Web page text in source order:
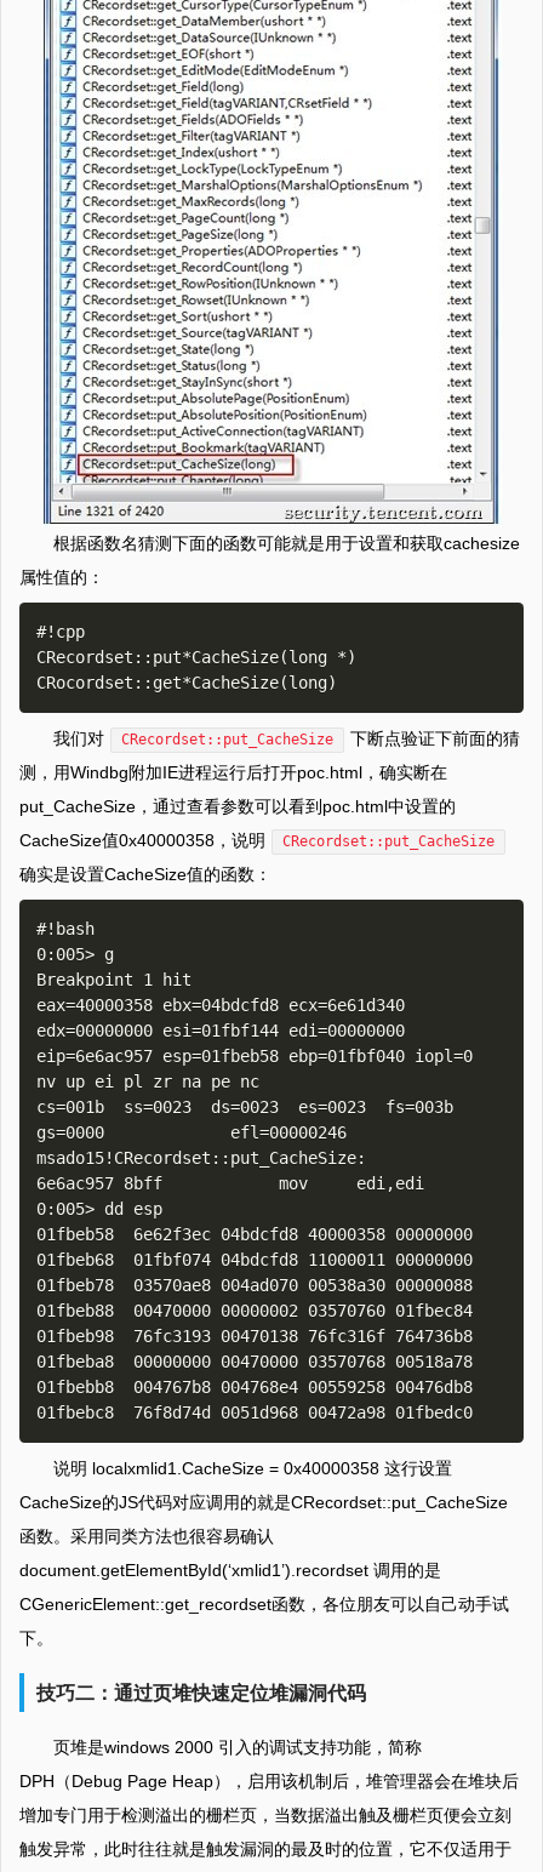
根据函数名猜测下面的函数可能就是用于设置和获取cachesize
属性值的：
#!cpp
CRecordset::put*CacheSize(long *)
我们对 CRecordset::put_CacheSize
下断点验证下前面的猜
测，用Windbg附加IE进程运行后打开poc.html，确实断在
put_CacheSize，通过查看参数可以看到poc.html中设置的
CacheSize值0x40000358，说明
CRecordset::put_CacheSize
确实是设置CacheSize值的函数：
#!bash
0:005> g
Breakpoint 1 hit
eax=40000358 ebx=04bdcfd8 ecx=6e61d340
edx=00000000 esi=01fbf144 edi=00000000
eip=6e6ac957 esp=01fbeb58 ebp=01fbf040 iopl=0
nv up ei pl zr na pe nc
cs=001b  ss=0023  ds=0023  es=0023  fs=003b
gs=0000             efl=00000246
msado15!CRecordset::put_CacheSize:
6e6ac957 8bff            mov     edi,edi
0:005> dd esp
01fbeb58  6e62f3ec 04bdcfd8 40000358 00000000
01fbeb68  01fbf074 04bdcfd8 11000011 00000000
01fbeb78  03570ae8 004ad070 00538a30 00000088
01fbeb88  00470000 00000002 03570760 01fbec84
01fbeb98  76fc3193 00470138 76fc316f 764736b8
01fbeba8  00000000 00470000 03570768 00518a78
01fbebb8  004767b8 004768e4 00559258 00476db8
说明 localxmlid1.CacheSize = 0x40000358 这行设置
CacheSize的JS代码对应调用的就是CRecordset::put_CacheSize
函数。采用同类方法也很容易确认
document.getElementById(‘xmlid1’).recordset 调用的是
CGenericElement::get_recordset函数，各位朋友可以自己动手试
下。
技巧二：通过页堆快速定位堆漏洞代码
页堆是windows 2000 引入的调试支持功能，简称
DPH（Debug Page Heap），启用该机制后，堆管理器会在堆块后
增加专门用于检测溢出的栅栏页，当数据溢出触及栅栏页便会立刻
触发异常，此时往往就是触发漏洞的最及时的位置，它不仅适用于